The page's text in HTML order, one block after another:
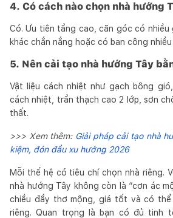
4. Có cách nào chọn nhà hướng
Có. Ưu tiên tầng cao, căn góc có
khác chắn nắng hoặc có ban công
5. Nên cải tạo nhà hướng Tây
Vật liệu cách nhiệt như gạch bông
cách nhiệt, trần thạch cao 2 lớp, sơn
thất.
>>> Xem thêm: Giải pháp cải tạo nhà
kiệm, đón đầu xu hướng 2026
Mỗi thế hệ có tiêu chí chọn nhà riêng.
nhà hướng Tây không còn là “cơn ác
chiều đầy thơ mộng, giá tốt và có
riêng. Quan trọng là bạn có đủ tinh